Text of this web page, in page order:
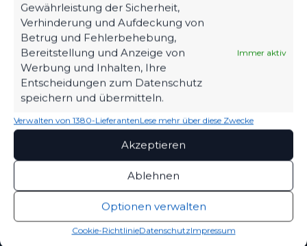
Gewährleistung der Sicherheit,
Verhinderung und Aufdeckung von
Betrug und Fehlerbehebung,
Bereitstellung und Anzeige von
Werbung und Inhalten, Ihre
Entscheidungen zum Datenschutz
speichern und übermitteln.
Immer aktiv
Verwalten von 1380-LieferantenLese mehr über diese Zwecke
Akzeptieren
Ablehnen
Optionen verwalten
Cookie-RichtlinieDatenschutzImpressum
SEIT
1963
ZUHAUSE
Werner-Seelenbinder-
Stadion
Luckenwalde
14943 Luckenwalde
03371 / 400 99 25
Kontakt aufnehmen
UNSERES FSV 63!